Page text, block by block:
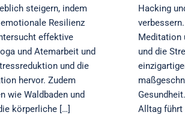
steigern, indem
Resilienz
effektive
und Atemarbeit und
und die
hervor. Zudem
wie Waldbaden und
körperliche […]
Hacking
Meditation
und die
Alltag führt